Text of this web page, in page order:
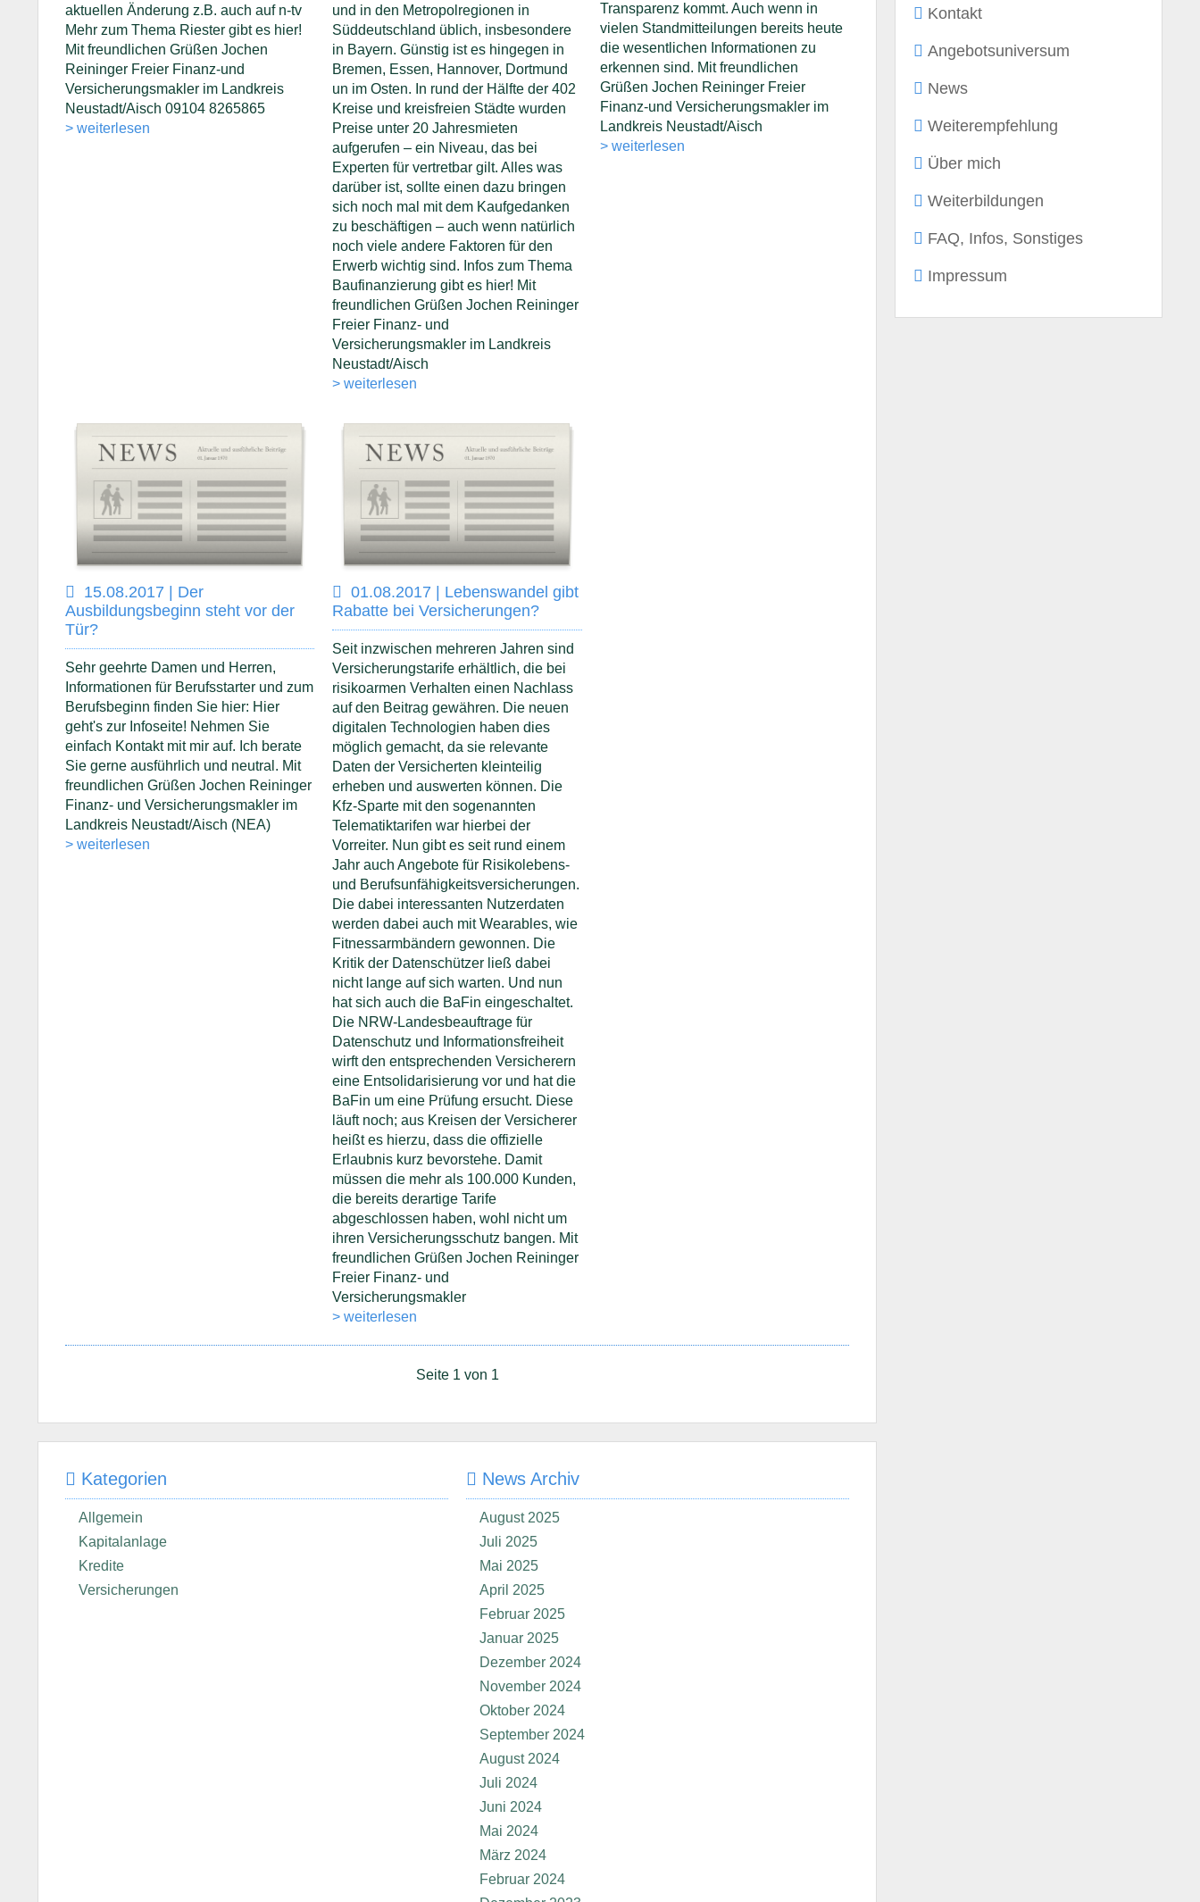
Kontakt
Angebotsuniversum
News
Weiterempfehlung
Über mich
Weiterbildungen
FAQ, Infos, Sonstiges
Impressum
aktuellen Änderung z.B. auch auf n-tv
Mehr zum Thema Riester gibt es hier!
Mit freundlichen Grüßen Jochen
Reininger Freier Finanz-und
Versicherungsmakler im Landkreis
Neustadt/Aisch 09104 8265865
> weiterlesen
und in den Metropolregionen in
Süddeutschland üblich, insbesondere
in Bayern. Günstig ist es hingegen in
Bremen, Essen, Hannover, Dortmund
un im Osten. In rund der Hälfte der 402
Kreise und kreisfreien Städte wurden
Preise unter 20 Jahresmieten
aufgerufen – ein Niveau, das bei
Experten für vertretbar gilt. Alles was
darüber ist, sollte einen dazu bringen
sich noch mal mit dem Kaufgedanken
zu beschäftigen – auch wenn natürlich
noch viele andere Faktoren für den
Erwerb wichtig sind. Infos zum Thema
Baufinanzierung gibt es hier! Mit
freundlichen Grüßen Jochen Reininger
Freier Finanz- und
Versicherungsmakler im Landkreis
Neustadt/Aisch
> weiterlesen
Transparenz kommt. Auch wenn in
vielen Standmitteilungen bereits heute
die wesentlichen Informationen zu
erkennen sind. Mit freundlichen
Grüßen Jochen Reininger Freier
Finanz-und Versicherungsmakler im
Landkreis Neustadt/Aisch
> weiterlesen
15.08.2017 | Der
Ausbildungsbeginn steht vor der
Tür?
Sehr geehrte Damen und Herren,
Informationen für Berufsstarter und zum
Berufsbeginn finden Sie hier: Hier
geht's zur Infoseite! Nehmen Sie
einfach Kontakt mit mir auf. Ich berate
Sie gerne ausführlich und neutral. Mit
freundlichen Grüßen Jochen Reininger
Finanz- und Versicherungsmakler im
Landkreis Neustadt/Aisch (NEA)
> weiterlesen
01.08.2017 | Lebenswandel gibt
Rabatte bei Versicherungen?
Seit inzwischen mehreren Jahren sind
Versicherungstarife erhältlich, die bei
risikoarmen Verhalten einen Nachlass
auf den Beitrag gewähren. Die neuen
digitalen Technologien haben dies
möglich gemacht, da sie relevante
Daten der Versicherten kleinteilig
erheben und auswerten können. Die
Kfz-Sparte mit den sogenannten
Telematiktarifen war hierbei der
Vorreiter. Nun gibt es seit rund einem
Jahr auch Angebote für Risikolebens-
und Berufsunfähigkeitsversicherungen.
Die dabei interessanten Nutzerdaten
werden dabei auch mit Wearables, wie
Fitnessarmbändern gewonnen. Die
Kritik der Datenschützer ließ dabei
nicht lange auf sich warten. Und nun
hat sich auch die BaFin eingeschaltet.
Die NRW-Landesbeauftrage für
Datenschutz und Informationsfreiheit
wirft den entsprechenden Versicherern
eine Entsolidarisierung vor und hat die
BaFin um eine Prüfung ersucht. Diese
läuft noch; aus Kreisen der Versicherer
heißt es hierzu, dass die offizielle
Erlaubnis kurz bevorstehe. Damit
müssen die mehr als 100.000 Kunden,
die bereits derartige Tarife
abgeschlossen haben, wohl nicht um
ihren Versicherungsschutz bangen. Mit
freundlichen Grüßen Jochen Reininger
Freier Finanz- und
Versicherungsmakler
> weiterlesen
Seite 1 von 1
Kategorien
Allgemein
Kapitalanlage
Kredite
Versicherungen
News Archiv
August 2025
Juli 2025
Mai 2025
April 2025
Februar 2025
Januar 2025
Dezember 2024
November 2024
Oktober 2024
September 2024
August 2024
Juli 2024
Juni 2024
Mai 2024
März 2024
Februar 2024